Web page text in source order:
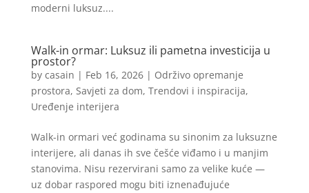
moderni luksuz....
Walk-in ormar: Luksuz ili pametna investicija u
prostor?
by casain | Feb 16, 2026| Održivo opremanje
prostora, Savjeti za dom, Trendovi i inspiracija,
Uređenje interijera
Walk-in ormari već godinama su sinonim za luksuzne
interijere, ali danas ih sve češće viđamo i u manjim
stanovima. Nisu rezervirani samo za velike kuće —
uz dobar raspored mogu biti iznenađujuće